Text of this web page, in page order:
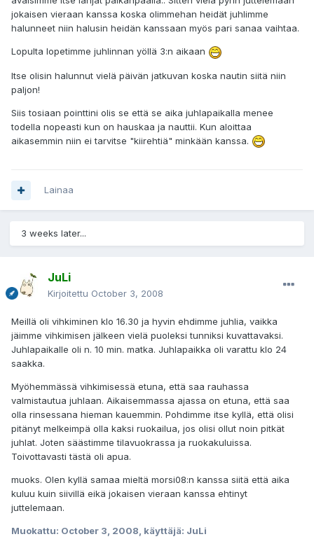
jokaisen vieraan kanssa koska olimmehan heidät juhlimme
halunneet niin halusin heidän kanssaan myös pari sanaa vaihtaa.
Lopulta lopetimme juhlinnan yöllä 3:n aikaan
Itse olisin halunnut vielä päivän jatkuvan koska nautin siitä niin
paljon!
Siis tosiaan pointtini olis se että se aika juhlapaikalla menee
todella nopeasti kun on hauskaa ja nauttii. Kun aloittaa
aikasemmin niin ei tarvitse "kiirehtiä" minkään kanssa.
Lainaa
3 weeks later...
JuLi
Kirjoitettu October 3, 2008
Meillä oli vihkiminen klo 16.30 ja hyvin ehdimme juhlia, vaikka
jäimme vihkimisen jälkeen vielä puoleksi tunniksi kuvattavaksi.
Juhlapaikalle oli n. 10 min. matka. Juhlapaikka oli varattu klo 24
saakka.
Myöhemmässä vihkimisessä etuna, että saa rauhassa
valmistautua juhlaan. Aikaisemmassa ajassa on etuna, että saa
olla rinsessana hieman kauemmin. Pohdimme itse kyllä, että olisi
pitänyt melkeimpä olla kaksi ruokailua, jos olisi ollut noin pitkät
juhlat. Joten säästimme tilavuokrassa ja ruokakuluissa.
Toivottavasti tästä oli apua.
muoks. Olen kyllä samaa mieltä morsi08:n kanssa siitä että aika
kuluu kuin siivillä eikä jokaisen vieraan kanssa ehtinyt
juttelemaan.
Muokattu: October 3, 2008, käyttäjä: JuLi